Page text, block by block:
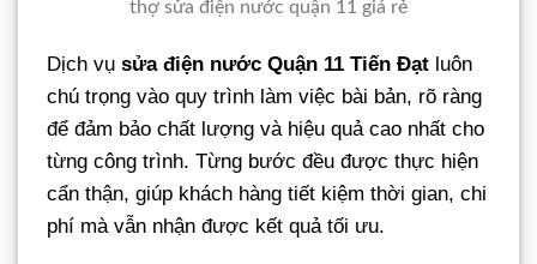
thợ sửa điện nước quận 11 giá rẻ
Dịch vụ sửa điện nước Quận 11 Tiến Đạt luôn
chú trọng vào quy trình làm việc bài bản, rõ ràng
để đảm bảo chất lượng và hiệu quả cao nhất cho
từng công trình. Từng bước đều được thực hiện
cẩn thận, giúp khách hàng tiết kiệm thời gian, chi
phí mà vẫn nhận được kết quả tối ưu.